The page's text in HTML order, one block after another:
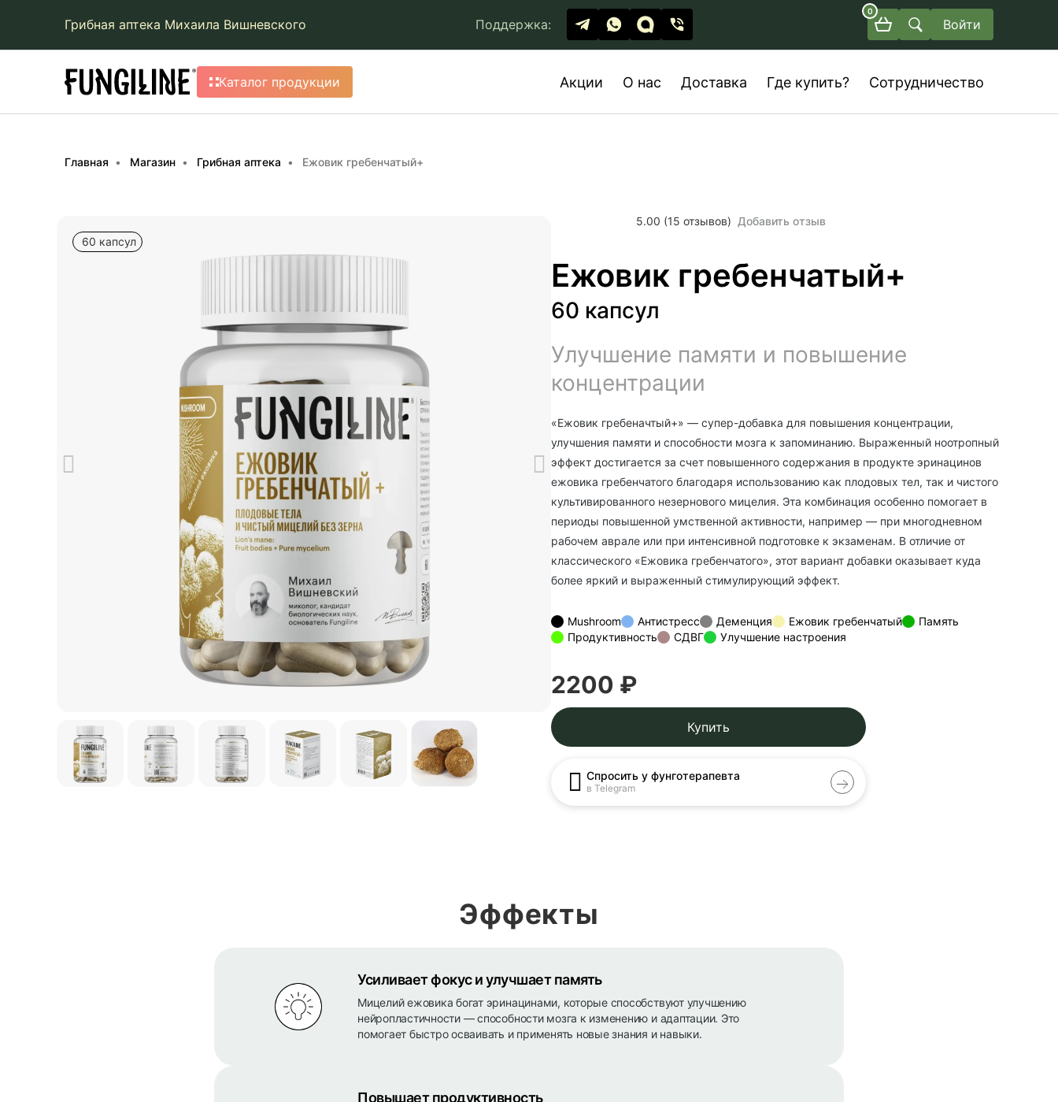
Грибная аптека Михаила Вишневского Поддержка:
0
Войти
Каталог продукции Акции О нас Доставка Где купить? Сотрудничество
Главная Магазин Грибная аптека Ежовик гребенчатый+
60 капсул
5.00 (15 отзывов) Добавить отзыв
Ежовик гребенчатый+
60 капсул
Улучшение памяти и повышение
концентрации
«Ежовик гребеначтый+» — супер-добавка для повышения концентрации,
улучшения памяти и способности мозга к запоминанию. Выраженный ноотропный
эффект достигается за счет повышенного содержания в продукте эринацинов
ежовика гребенчатого благодаря использованию как плодовых тел, так и чистого
культивированного незернового мицелия. Эта комбинация особенно помогает в
периоды повышенной умственной активности, например — при многодневном
рабочем аврале или при интенсивной подготовке к экзаменам. В отличие от
классического «Ежовика гребенчатого», этот вариант добавки оказывает куда
более яркий и выраженный стимулирующий эффект.
Mushroom Антистресс Деменция Ежовик гребенчатый
Память
Продуктивность
СДВГ Улучшение настроения
2200 ₽
Купить
Спросить у фунготерапевта
в Telegram
Эффекты
Усиливает фокус и улучшает память
Мицелий ежовика богат эринацинами, которые способствуют улучшению
нейропластичности — способности мозга к изменению и адаптации. Это
помогает быстро осваивать и применять новые знания и навыки.
Повышает продуктивность